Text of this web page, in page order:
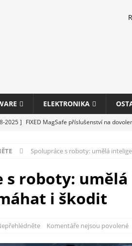
ELEKTRONIKA
2025 ] FIXED MagSafe příslušenství na
2025 ]
Genius na veletrhu COMPUTEX 2025
i domácnosti
Nová řada multifunkčních
a 6100
PERIFERIE
Spolupráce s roboty: umělá
s roboty:
i škodit
Komentáře nejsou povolené